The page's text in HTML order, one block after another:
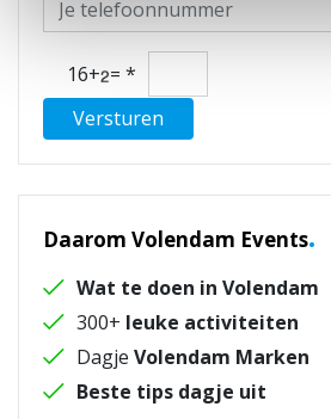
16+ = *
Versturen
Daarom Volendam Events.
Wat te doen in Volendam
300+ leuke activiteiten
Dagje Volendam Marken
Beste tips dagje uit